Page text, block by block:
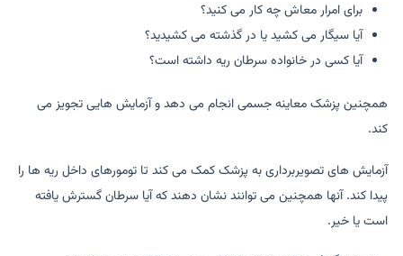
برای امرار معاش چه کار می کنید؟
آیا سیگار می کشید یا در گذشته می کشیدید؟
آیا کسی در خانواده سرطان ریه داشته است؟
همچنین پزشک معاینه جسمی انجام می دهد و آزمایش هایی تجویز می
کند.
آزمایش های تصویربرداری به پزشک کمک می کند تا تومورهای داخل ریه ها را
پیدا کند. آنها همچنین می توانند نشان دهند که آیا سرطان گسترش یافته
است یا خیر.